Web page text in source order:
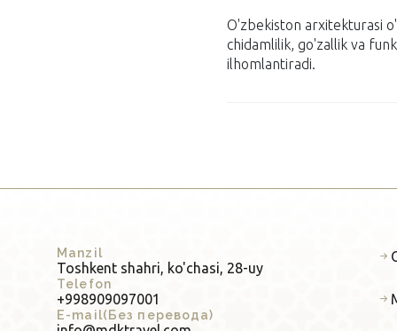
O'zbekiston arxitekturasi
chidamlilik, go'zallik va
ilhomlantiradi.
Manzil
Toshkent shahri, ko'chasi, 28-uy
Telefon
+998909097001
E-mail(Без перевода)